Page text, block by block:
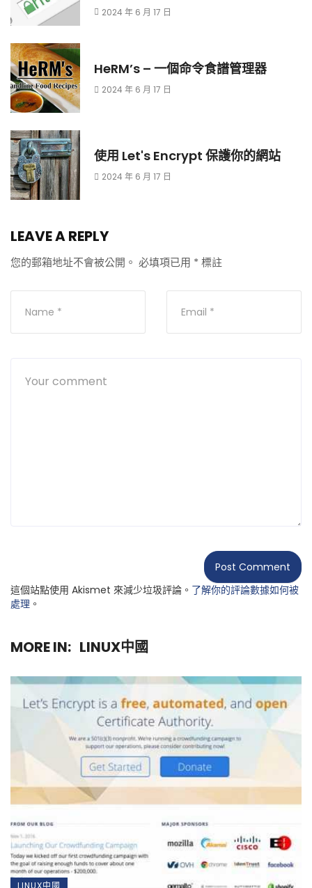
2024 年 6 月 17 日
HeRM’s – 一個命令食譜管理器
2024 年 6 月 17 日
使用 Let's Encrypt 保護你的網站
2024 年 6 月 17 日
LEAVE A REPLY
您的郵箱地址不會被公開。 必填項已用 * 標註
這個站點使用 Akismet 來減少垃圾評論。 了解你的評論數據如何被
處理 。
MORE IN: LINUX中國
LINUX中國